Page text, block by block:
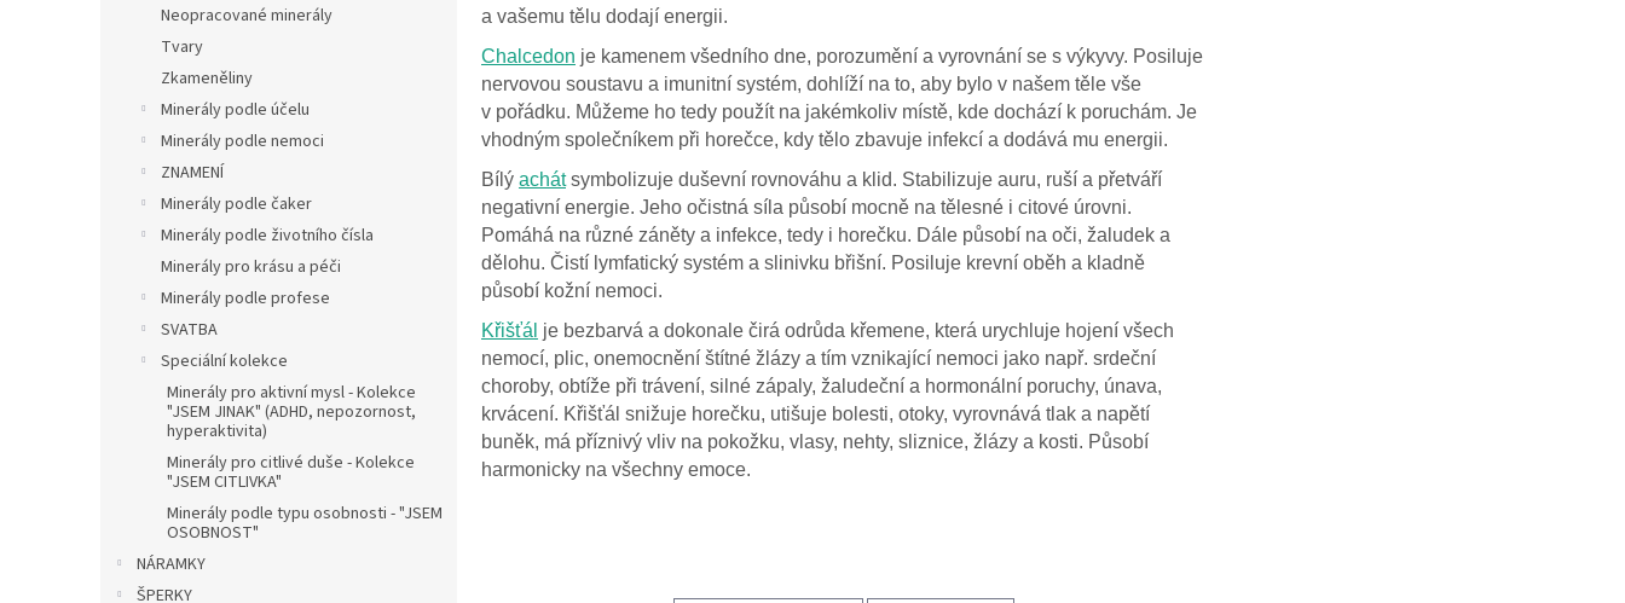
Neopracované minerály
Tvary
Zkameněliny
Minerály podle účelu
Minerály podle nemoci
ZNAMENÍ
Minerály podle čaker
Minerály podle životního čísla
Minerály pro krásu a péči
Minerály podle profese
SVATBA
Speciální kolekce
Minerály pro aktivní mysl - Kolekce
"JSEM JINAK" (ADHD, nepozornost,
hyperaktivita)
Minerály pro citlivé duše - Kolekce
"JSEM CITLIVKA"
Minerály podle typu osobnosti - "JSEM
OSOBNOST"
NÁRAMKY
ŠPERKY
a vašemu tělu dodají energii.
Chalcedon je kamenem všedního dne, porozumění a vyrovnání se s výkyvy. Posiluje
nervovou soustavu a imunitní systém, dohlíží na to, aby bylo v našem těle vše
v pořádku. Můžeme ho tedy použít na jakémkoliv místě, kde dochází k poruchám. Je
vhodným společníkem při horečce, kdy tělo zbavuje infekcí a dodává mu energii.
Bílý achátsymbolizuje duševní rovnováhu a klid. Stabilizuje auru, ruší a přetváří
negativní energie. Jeho očistná síla působí mocně na tělesné i citové úrovni.
Pomáhá na různé záněty a infekce, tedy i horečku. Dále působí na oči, žaludek a
dělohu. Čistí lymfatický systém a slinivku břišní. Posiluje krevní oběh a kladně
působí kožní nemoci.
Křišťál je bezbarvá a dokonale čirá odrůda křemene, která urychluje hojení všech
nemocí, plic, onemocnění štítné žlázy a tím vznikající nemoci jako např. srdeční
choroby, obtíže při trávení, silné zápaly, žaludeční a hormonální poruchy, únava,
krvácení. Křišťál snižuje horečku, utišuje bolesti, otoky, vyrovnává tlak a napětí
buněk, má příznivý vliv na pokožku, vlasy, nehty, sliznice, žlázy a kosti. Působí
harmonicky na všechny emoce.